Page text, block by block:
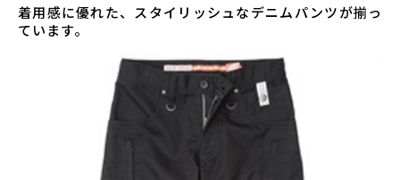
着用感に優れた、スタイリッシュなデニムパンツが揃っ
ています。